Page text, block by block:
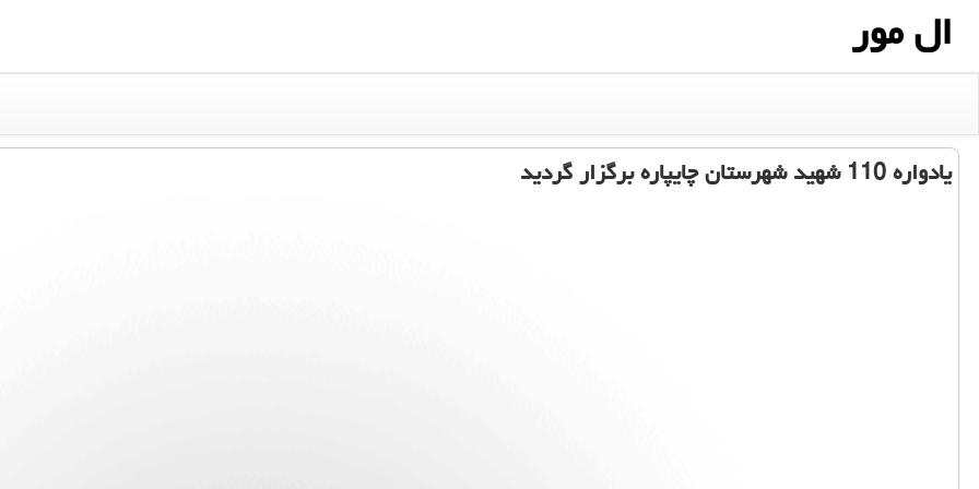
ال مور
یادواره 110 شهید شهرستان چایپاره برگزار گردید